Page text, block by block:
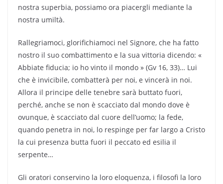
nostra superbia, possiamo ora piacergli mediante la
nostra umiltà.
Rallegriamoci, glorifichiamoci nel Signore, che ha fatto
nostro il suo combattimento e la sua vittoria dicendo: «
Abbiate fiducia; io ho vinto il mondo » (Gv 16, 33)… Lui
che è invicibile, combatterà per noi, e vincerà in noi.
Allora il principe delle tenebre sarà buttato fuori,
perché, anche se non è scacciato dal mondo dove è
ovunque, è scacciato dal cuore dell’uomo; la fede,
quando penetra in noi, lo respinge per far largo a Cristo
la cui presenza butta fuori il peccato ed esilia il
serpente…
Gli oratori conservino la loro eloquenza, i filosofi la loro